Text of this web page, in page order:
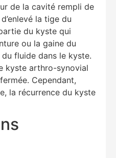
de la cavité rempli de
la tige du
du kyste qui
ou la gaine du
fluide dans le kyste.
kyste arthro-synovial
Cependant,
la récurrence du kyste